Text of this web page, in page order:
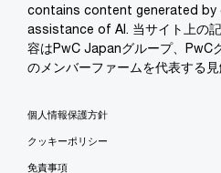
contains content generated
assistance of AI. 当サイト上の
容はPwC Japanグループ、PwC
のメンバーファームを代表する見
個人情報保護方針
クッキーポリシー
免責事項